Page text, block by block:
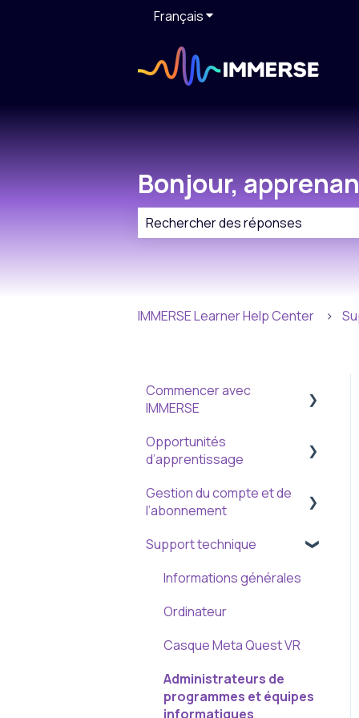
FrançaisAfficher le sous-menu
Bonjour,
IMMERSE Learner Help Center
Commencer avec
IMMERSE
Créer un compte
Opportunités
d’apprentissage
Apprentissage à ton
rythme
Cours en direct
Suivi des progrès et
communautaires
Gestion du compte et de
l’abonnement
Mettre à jour les infos ou
facturation
Support technique
Informations générales
Ordinateur
Casque Meta Quest VR
Administrateurs de
programmes et équipes
informatiques